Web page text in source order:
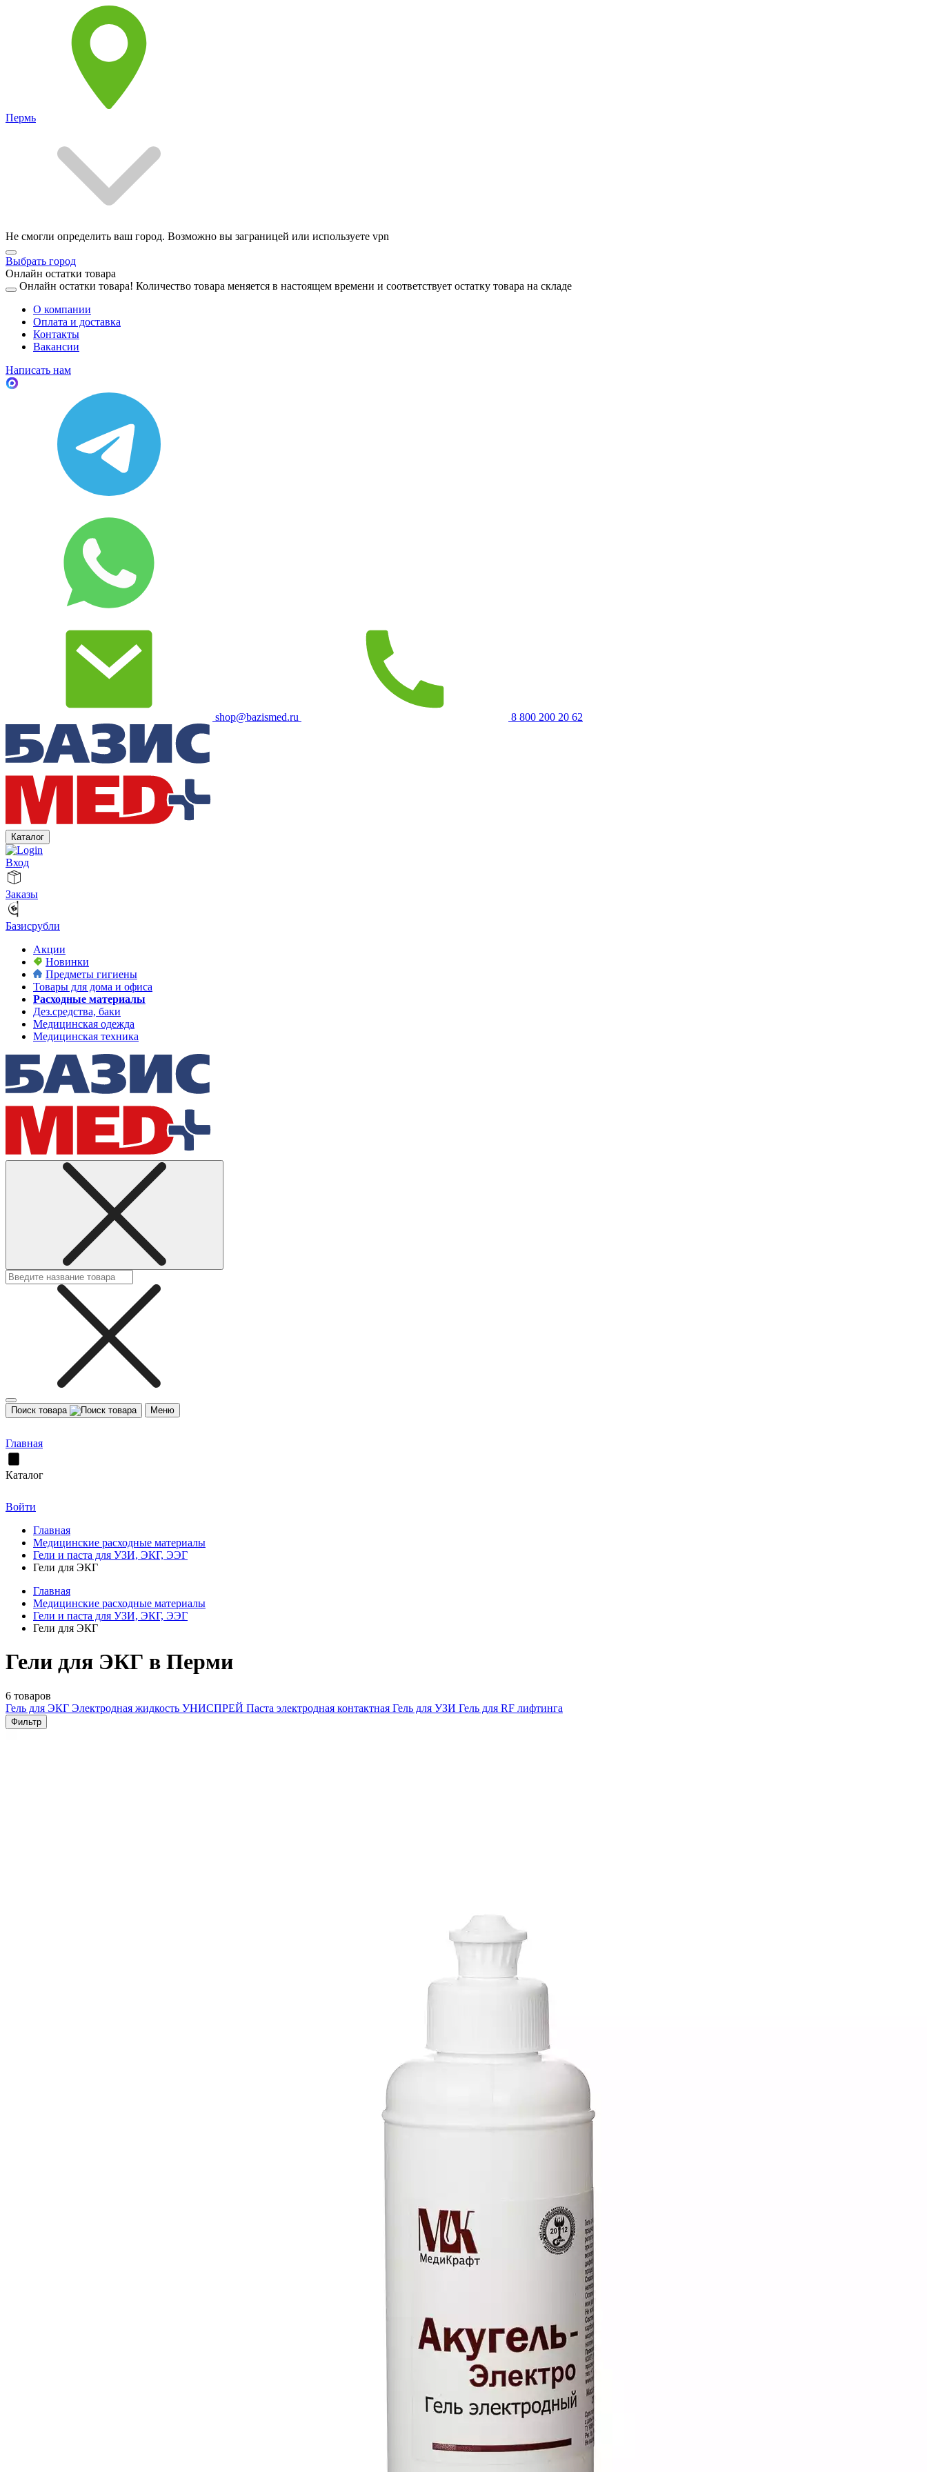
Пермь
Не смогли определить ваш город. Возможно вы заграницей или используете vpn
Выбрать город
Онлайн остатки товара
Онлайн остатки товара! Количество товара меняется в настоящем времени и соответствует остатку товара на складе
О компании
Оплата и доставка
Контакты
Вакансии
Написать нам
shop@bazismed.ru 8 800 200 20 62
Каталог
Вход
Заказы
Базисрубли
Акции
Новинки
Предметы гигиены
Товары для дома и офиса
Расходные материалы
Дез.средства, баки
Медицинская одежда
Медицинская техника
Поиск товара Меню
Главная
Каталог
Войти
Главная
Медицинские расходные материалы
Гели и паста для УЗИ, ЭКГ, ЭЭГ
Гели для ЭКГ
Главная
Медицинские расходные материалы
Гели и паста для УЗИ, ЭКГ, ЭЭГ
Гели для ЭКГ
Гели для ЭКГ в Перми
6 товаров
Гель для ЭКГ Электродная жидкость УНИСПРЕЙ Паста электродная контактная Гель для УЗИ Гель для RF лифтинга
Фильтр